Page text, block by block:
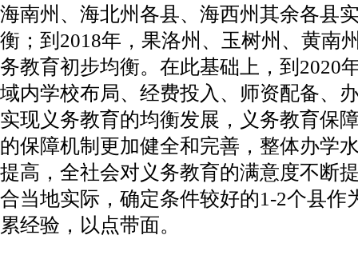
海南州、海北州各县、海西州其余各县
衡；到2018年，果洛州、玉树州、黄南
务教育初步均衡。在此基础上，到2020
域内学校布局、经费投入、师资配备、
实现义务教育的均衡发展，义务教育保
的保障机制更加健全和完善，整体办学
提高，全社会对义务教育的满意度不断
合当地实际，确定条件较好的1-2个县作
累经验，以点带面。